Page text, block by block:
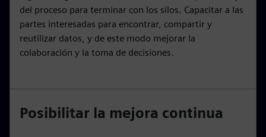
del proceso para terminar con los silos. Capacitar a las
partes interesadas para encontrar, compartir y
reutilizar datos, y de este modo mejorar la
colaboración y la toma de decisiones.
Posibilitar la mejora continua